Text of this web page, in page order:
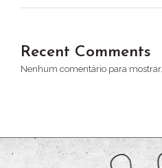
Recent Comments
Nenhum comentário para mostrar.